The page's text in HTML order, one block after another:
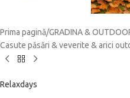
Prima pagină/GRADINA &
Casute păsări & veverite & arici
Relaxdays